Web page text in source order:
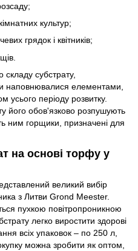
культур;
грядок і квітників;
субстрату,
наповнювалися елементами,
усього періоду розвитку.
його обов'язково розпушують
ним горщики, призначені для
на основі торфу у
великий вибір
з Литви Grond Meester.
пухкою повітропроникною
легко виростити здорові
всіх упаковок – по 250 л,
можна зробити як оптом,